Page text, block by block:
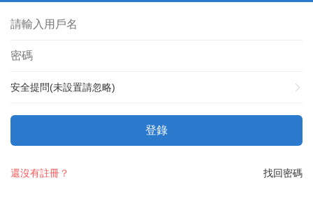
安全提問(未設置請忽略)
登錄
找回密碼
還沒有註冊？